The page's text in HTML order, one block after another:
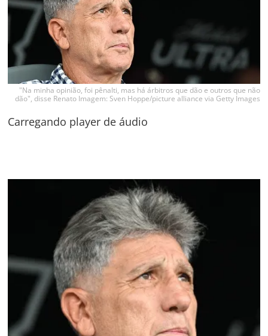
"Na minha opinião, foi pênalti, mas há árbitros que dão e outros que não
dão", disse Renato Imagem: Sven Hoppe/picture alliance via Getty Images
Carregando player de áudio